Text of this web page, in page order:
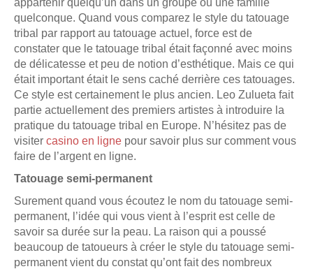
appartenir quelqu’un dans un groupe ou une famille
quelconque. Quand vous comparez le style du tatouage
tribal par rapport au tatouage actuel, force est de
constater que le tatouage tribal était façonné avec moins
de délicatesse et peu de notion d’esthétique. Mais ce qui
était important était le sens caché derrière ces tatouages.
Ce style est certainement le plus ancien. Leo Zulueta fait
partie actuellement des premiers artistes à introduire la
pratique du tatouage tribal en Europe. N’hésitez pas de
visiter casino en ligne pour savoir plus sur comment vous
faire de l’argent en ligne.
Tatouage semi-permanent
Surement quand vous écoutez le nom du tatouage semi-
permanent, l’idée qui vous vient à l’esprit est celle de
savoir sa durée sur la peau. La raison qui a poussé
beaucoup de tatoueurs à créer le style du tatouage semi-
permanent vient du constat qu’ont fait des nombreux